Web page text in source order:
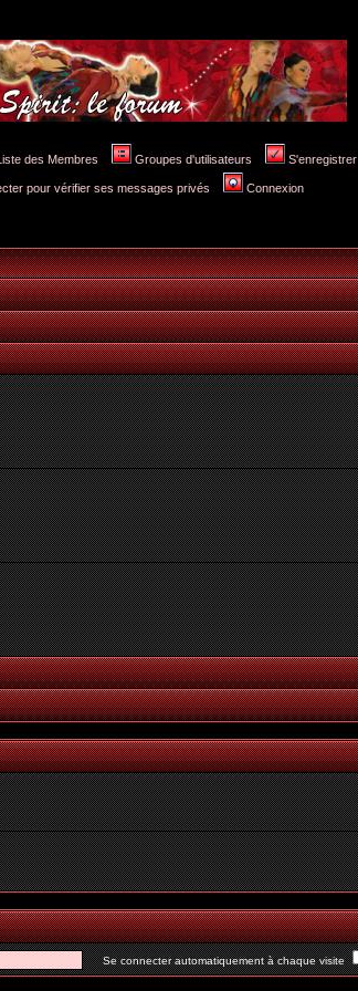
des Membres Groupes d'utilisateurs S'enregistrer
pour vérifier ses messages privés Connexion
Se connecter automatiquement à chaque visite